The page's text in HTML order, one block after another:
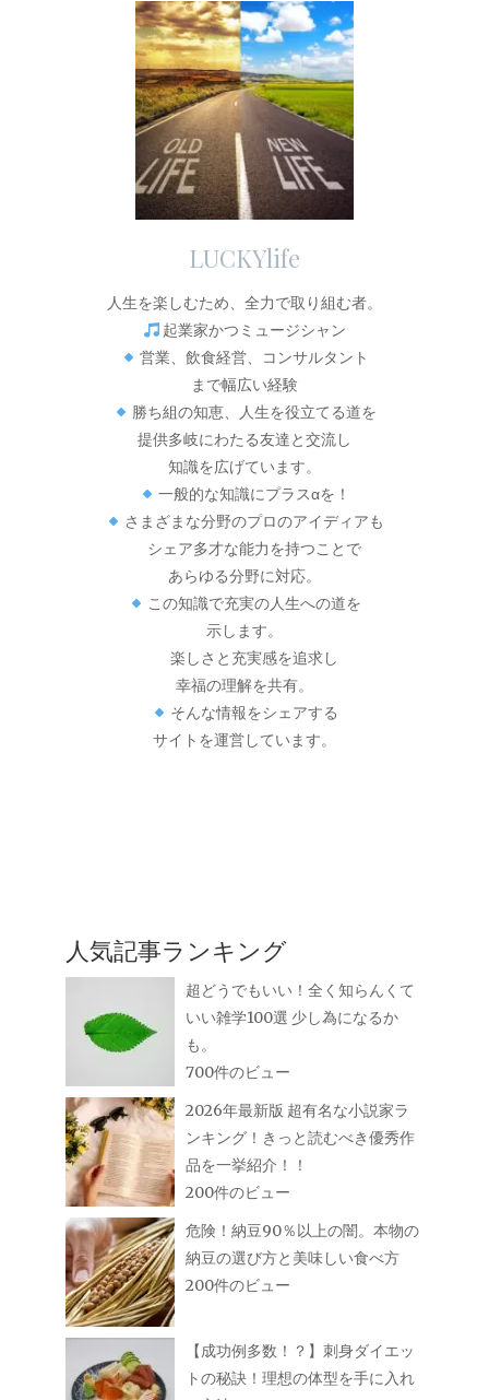
LUCKYlife
人生を楽しむため、全力で取り組む者。
起業家かつミュージシャン
営業、飲食経営、コンサルタント
まで幅広い経験
勝ち組の知恵、人生を役立てる道を
提供多岐にわたる友達と交流し
知識を広げています。
一般的な知識にプラスαを！
さまざまな分野のプロのアイディアも
シェア多才な能力を持つことで
あらゆる分野に対応。
この知識で充実の人生への道を
示します。
楽しさと充実感を追求し
幸福の理解を共有。
そんな情報をシェアする
サイトを運営しています。
人気記事ランキング
超どうでもいい！全く知らんくて
いい雑学100選 少し為になるか
も。
700件のビュー
2026年最新版 超有名な小説家ラ
ンキング！きっと読むべき優秀作
品を一挙紹介！！
200件のビュー
危険！納豆90％以上の闇。本物の
納豆の選び方と美味しい食べ方
200件のビュー
【成功例多数！？】刺身ダイエッ
トの秘訣！理想の体型を手に入れ